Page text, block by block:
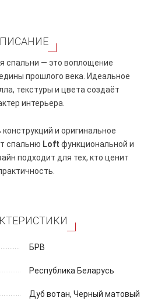
спальни — это воплощение
прошлого века. Идеальное
текстуры и цвета создаёт
интерьера.
и оригинальное
спальню Loft функциональной и
подходит для тех, кто ценит
БРВ
Республика Беларусь
Дуб вотан, Черный матовый